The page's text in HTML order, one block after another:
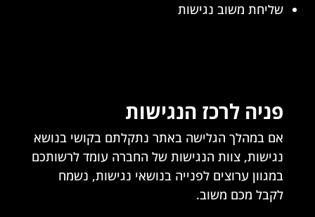
שליחת משוב נגישות
פניה לרכז הנגישות
אם במהלך הגלישה באתר נתקלתם בקושי בנושא
נגישות, צוות הנגישות של החברה עומד לרשותכם
במגוון ערוצים לפנייה בנושאי נגישות, נשמח
לקבל מכם משוב.